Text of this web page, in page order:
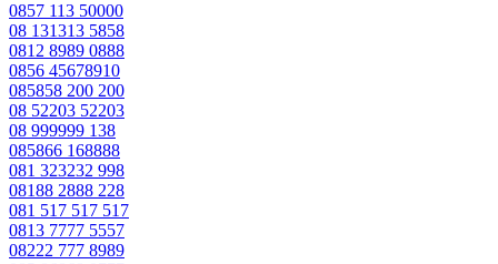
0857 113 50000
08 131313 5858
0812 8989 0888
0856 45678910
085858 200 200
08 52203 52203
08 999999 138
085866 168888
081 323232 998
08188 2888 228
081 517 517 517
0813 7777 5557
08222 777 8989